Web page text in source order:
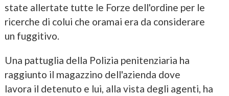
state allertate tutte le Forze dell'ordine per le
ricerche di colui che oramai era da considerare
un fuggitivo.
Una pattuglia della Polizia penitenziaria ha
raggiunto il magazzino dell'azienda dove
lavora il detenuto e lui, alla vista degli agenti, ha